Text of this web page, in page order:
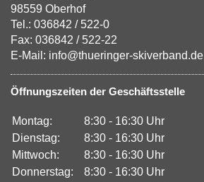
98559 Oberhof
Tel.: 036842 / 522-0
Fax: 036842 / 522-22
E-Mail: info@thueringer-skiverband.de
Öffnungszeiten der Geschäftsstelle
Montag:
8:30 - 16:30 Uhr
Dienstag:
8:30 - 16:30 Uhr
Mittwoch:
8:30 - 16:30 Uhr
Donnerstag:
8:30 - 16:30 Uhr